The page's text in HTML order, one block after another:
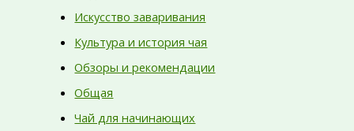
Искусство заваривания
Культура и история чая
Обзоры и рекомендации
Общая
Чай для начинающих